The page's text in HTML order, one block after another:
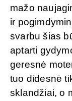
mažo
ir
svarbu šias
aptarti
geresnė
tuo didesnė
sklandžiai, o